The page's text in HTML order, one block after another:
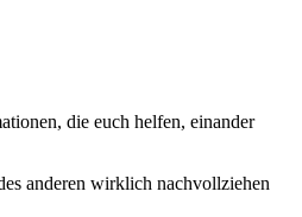
die euch helfen, einander
anderen wirklich nachvollziehen